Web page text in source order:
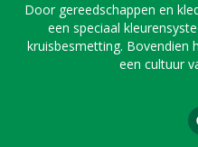
Door gereedschappen en
een speciaal
kruisbesmetting. Bovendien
een cultuur